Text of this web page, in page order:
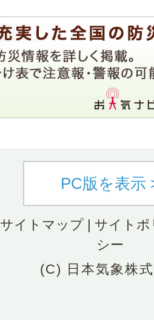
PC版を表示
サイトマップ| サイトポ
シー
(C) 日本気象株